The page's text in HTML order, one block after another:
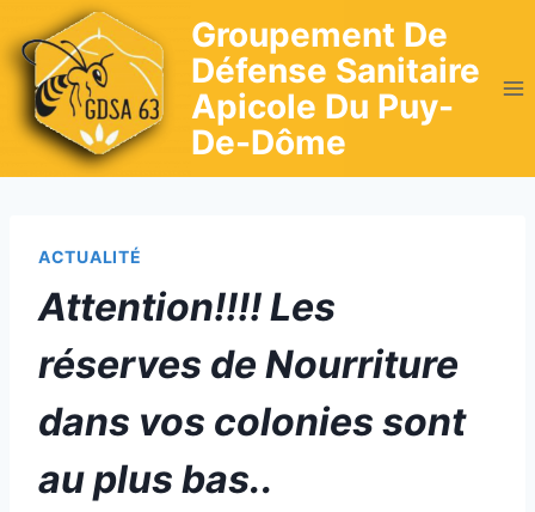
to
content
Groupement De
Défense Sanitaire
Apicole Du Puy-
De-Dôme
ACTUALITÉ
Attention!!!! Les
réserves de Nourriture
dans vos colonies sont
au plus bas..